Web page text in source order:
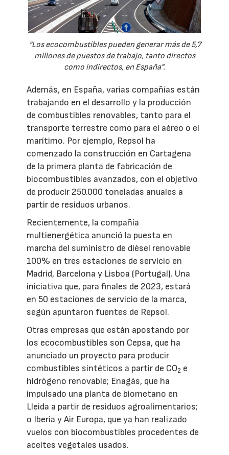
“Los ecocombustibles pueden generar más de 5,7
millones de puestos de trabajo, tanto directos
como indirectos, en España".
Además, en España, varias compañías están
trabajando en el desarrollo y la producción
de combustibles renovables, tanto para el
transporte terrestre como para el aéreo o el
marítimo. Por ejemplo, Repsol ha
comenzado la construcción en Cartagena
de la primera planta de fabricación de
biocombustibles avanzados, con el objetivo
de producir 250.000 toneladas anuales a
partir de residuos urbanos.
Recientemente, la compañía
multienergética anunció la puesta en
marcha del suministro de diésel renovable
100% en tres estaciones de servicio en
Madrid, Barcelona y Lisboa (Portugal). Una
iniciativa que, para finales de 2023, estará
en 50 estaciones de servicio de la marca,
según apuntaron fuentes de Repsol.
Otras empresas que están apostando por
los ecocombustibles son Cepsa, que ha
anunciado un proyecto para producir
combustibles sintéticos a partir de CO2 e
hidrógeno renovable; Enagás, que ha
impulsado una planta de biometano en
Lleida a partir de residuos agroalimentarios;
o Iberia y Air Europa, que ya han realizado
vuelos con biocombustibles procedentes de
aceites vegetales usados.